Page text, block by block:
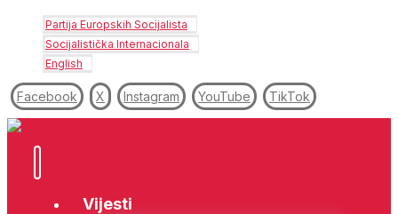
Partija Europskih Socijalista
Socijalistička Internacionala
English
Facebook X Instagram YouTube TikTok
Vijesti